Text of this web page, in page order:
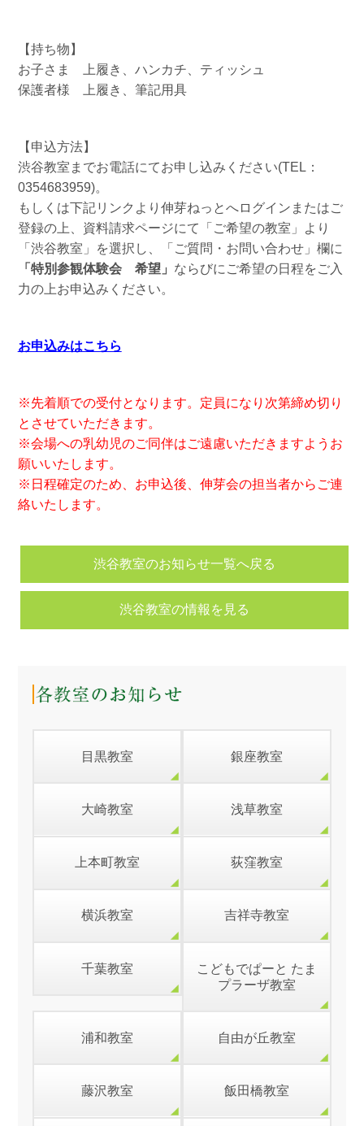
【持ち物】
お子さま 上履き、ハンカチ、ティッシュ
保護者様 上履き、筆記用具
【申込方法】
渋谷教室までお電話にてお申し込みください(TEL：
0354683959)。
もしくは下記リンクより伸芽ねっとへログインまたはご
登録の上、資料請求ページにて「ご希望の教室」より
「渋谷教室」を選択し、「ご質問・お問い合わせ」欄に
「特別参観体験会 希望」 ならびにご希望の日程をご入
力の上お申込みください。
お申込みはこちら
※先着順での受付となります。定員になり次第締め切り
とさせていただきます。
※会場への乳幼児のご同伴はご遠慮いただきますようお
願いいたします。
※日程確定のため、お申込後、伸芽会の担当者からご連
絡いたします。
渋谷教室のお知らせ一覧へ戻る
渋谷教室の情報を見る
目黒教室 銀座教室
大崎教室 浅草教室
上本町教室 荻窪教室
横浜教室 吉祥寺教室
千葉教室
こどもでぱーと たま
プラーザ教室
浦和教室 自由が丘教室
藤沢教室 飯田橋教室